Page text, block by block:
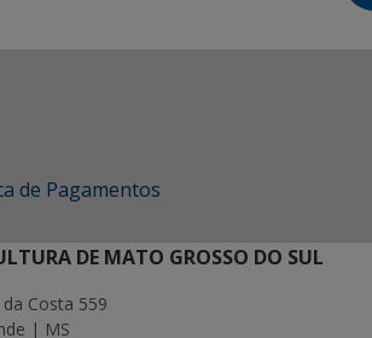
de Pagamentos
DE MATO GROSSO DO SUL
Costa 559
| MS